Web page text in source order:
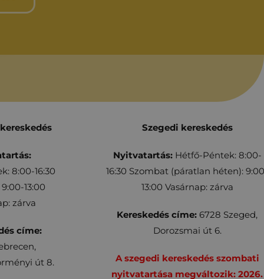
8:00-16:30
13:00
zárva
címe:
út 8.
Szegedi kereskedés
Nyitvatartás:Hétfő-Péntek: 8:00-
16:30 Szombat (páratlan héten):
13:00 Vasárnap: zárva
Kereskedés címe: 6728 Szeged,
Dorozsmai út 6.
A szegedi kereskedés szombati
nyitvatartása megváltozik: 2026.